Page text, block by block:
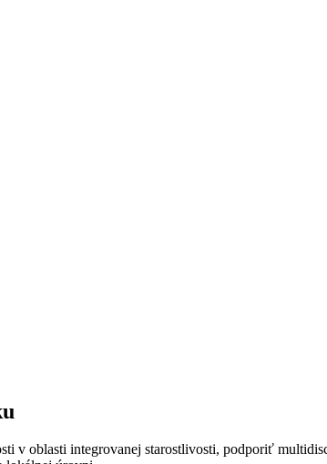
v oblasti integrovanej starostlivosti, podporiť